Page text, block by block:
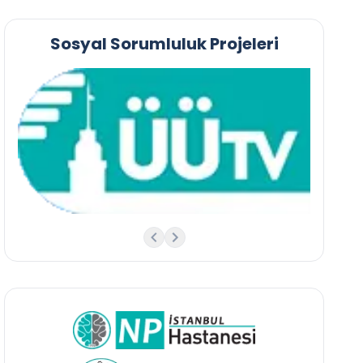
Sosyal Sorumluluk Projeleri